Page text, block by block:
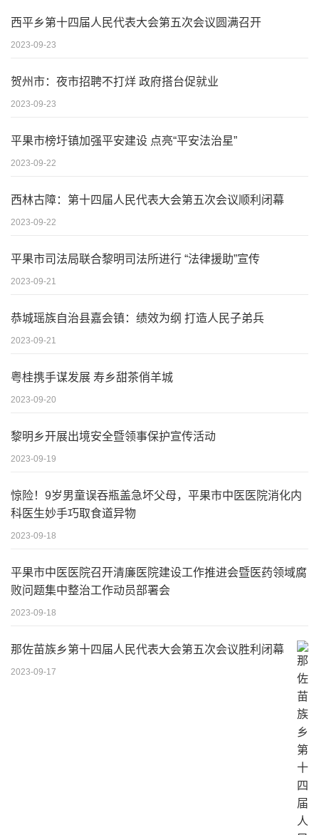
西平乡第十四届人民代表大会第五次会议圆满召开
2023-09-23
贺州市：夜市招聘不打烊 政府搭台促就业
2023-09-23
平果市榜圩镇加强平安建设 点亮“平安法治星”
2023-09-22
西林古障：第十四届人民代表大会第五次会议顺利闭幕
2023-09-22
平果市司法局联合黎明司法所进行 “法律援助”宣传
2023-09-21
恭城瑶族自治县嘉会镇：绩效为纲 打造人民子弟兵
2023-09-21
粤桂携手谋发展 寿乡甜茶俏羊城
2023-09-20
黎明乡开展出境安全暨领事保护宣传活动
2023-09-19
惊险！9岁男童误吞瓶盖急坏父母，平果市中医医院消化内
科医生妙手巧取食道异物
2023-09-18
平果市中医医院召开清廉医院建设工作推进会暨医药领域腐
败问题集中整治工作动员部署会
2023-09-18
那佐苗族乡第十四届人民代表大会第五次会议胜利闭幕
2023-09-17